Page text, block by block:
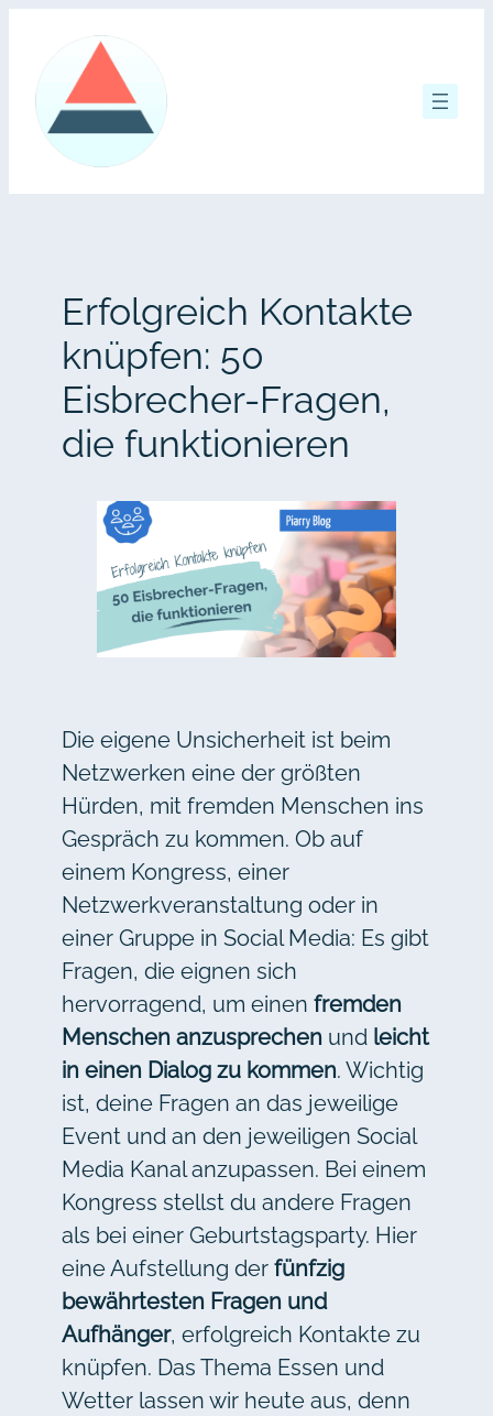
springen
Erfolgreich Kontakte
knüpfen: 50
Eisbrecher-Fragen,
die funktionieren
Die eigene Unsicherheit ist beim
Netzwerken eine der größten
Hürden, mit fremden Menschen ins
Gespräch zu kommen. Ob auf
einem Kongress, einer
Netzwerkveranstaltung oder in
einer Gruppe in Social Media: Es gibt
Fragen, die eignen sich
hervorragend, um einen fremden
Menschen anzusprechen und leicht
in einen Dialog zu kommen. Wichtig
ist, deine Fragen an das jeweilige
Event und an den jeweiligen Social
Media Kanal anzupassen. Bei einem
Kongress stellst du andere Fragen
als bei einer Geburtstagsparty. Hier
eine Aufstellung der fünfzig
bewährtesten Fragen und
Aufhänger, erfolgreich Kontakte zu
knüpfen. Das Thema Essen und
Wetter lassen wir heute aus, denn